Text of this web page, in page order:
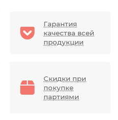
Гарантия
качества всей
продукции
Скидки при
покупке
партиями